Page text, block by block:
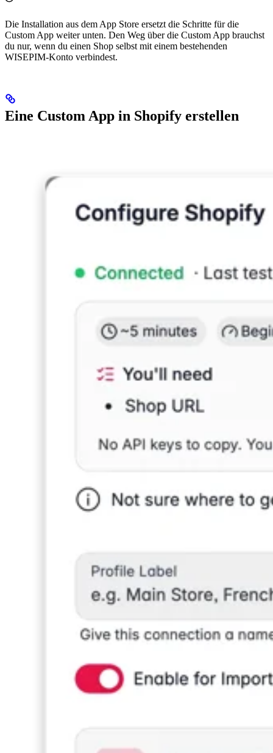
Die Installation aus dem App Store ersetzt die Schritte für die
Custom App weiter unten. Den Weg über die Custom App brauchst
du nur, wenn du einen Shop selbst mit einem bestehenden
WISEPIM-Konto verbindest.
Eine Custom App in Shopify erstellen